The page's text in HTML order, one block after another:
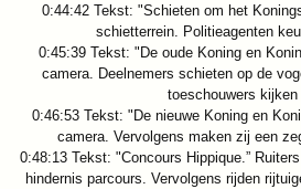
0:44:42 Tekst: "Schieten om het
schietterrein. Politieagenten
0:45:39 Tekst: "De oude Koning en
camera. Deelnemers schieten op de
toeschouwers kijken
0:46:53 Tekst: "De nieuwe Koning en
camera. Vervolgens maken zij een
0:48:13 Tekst: "Concours Hippique.”
hindernis parcours. Vervolgens rijden